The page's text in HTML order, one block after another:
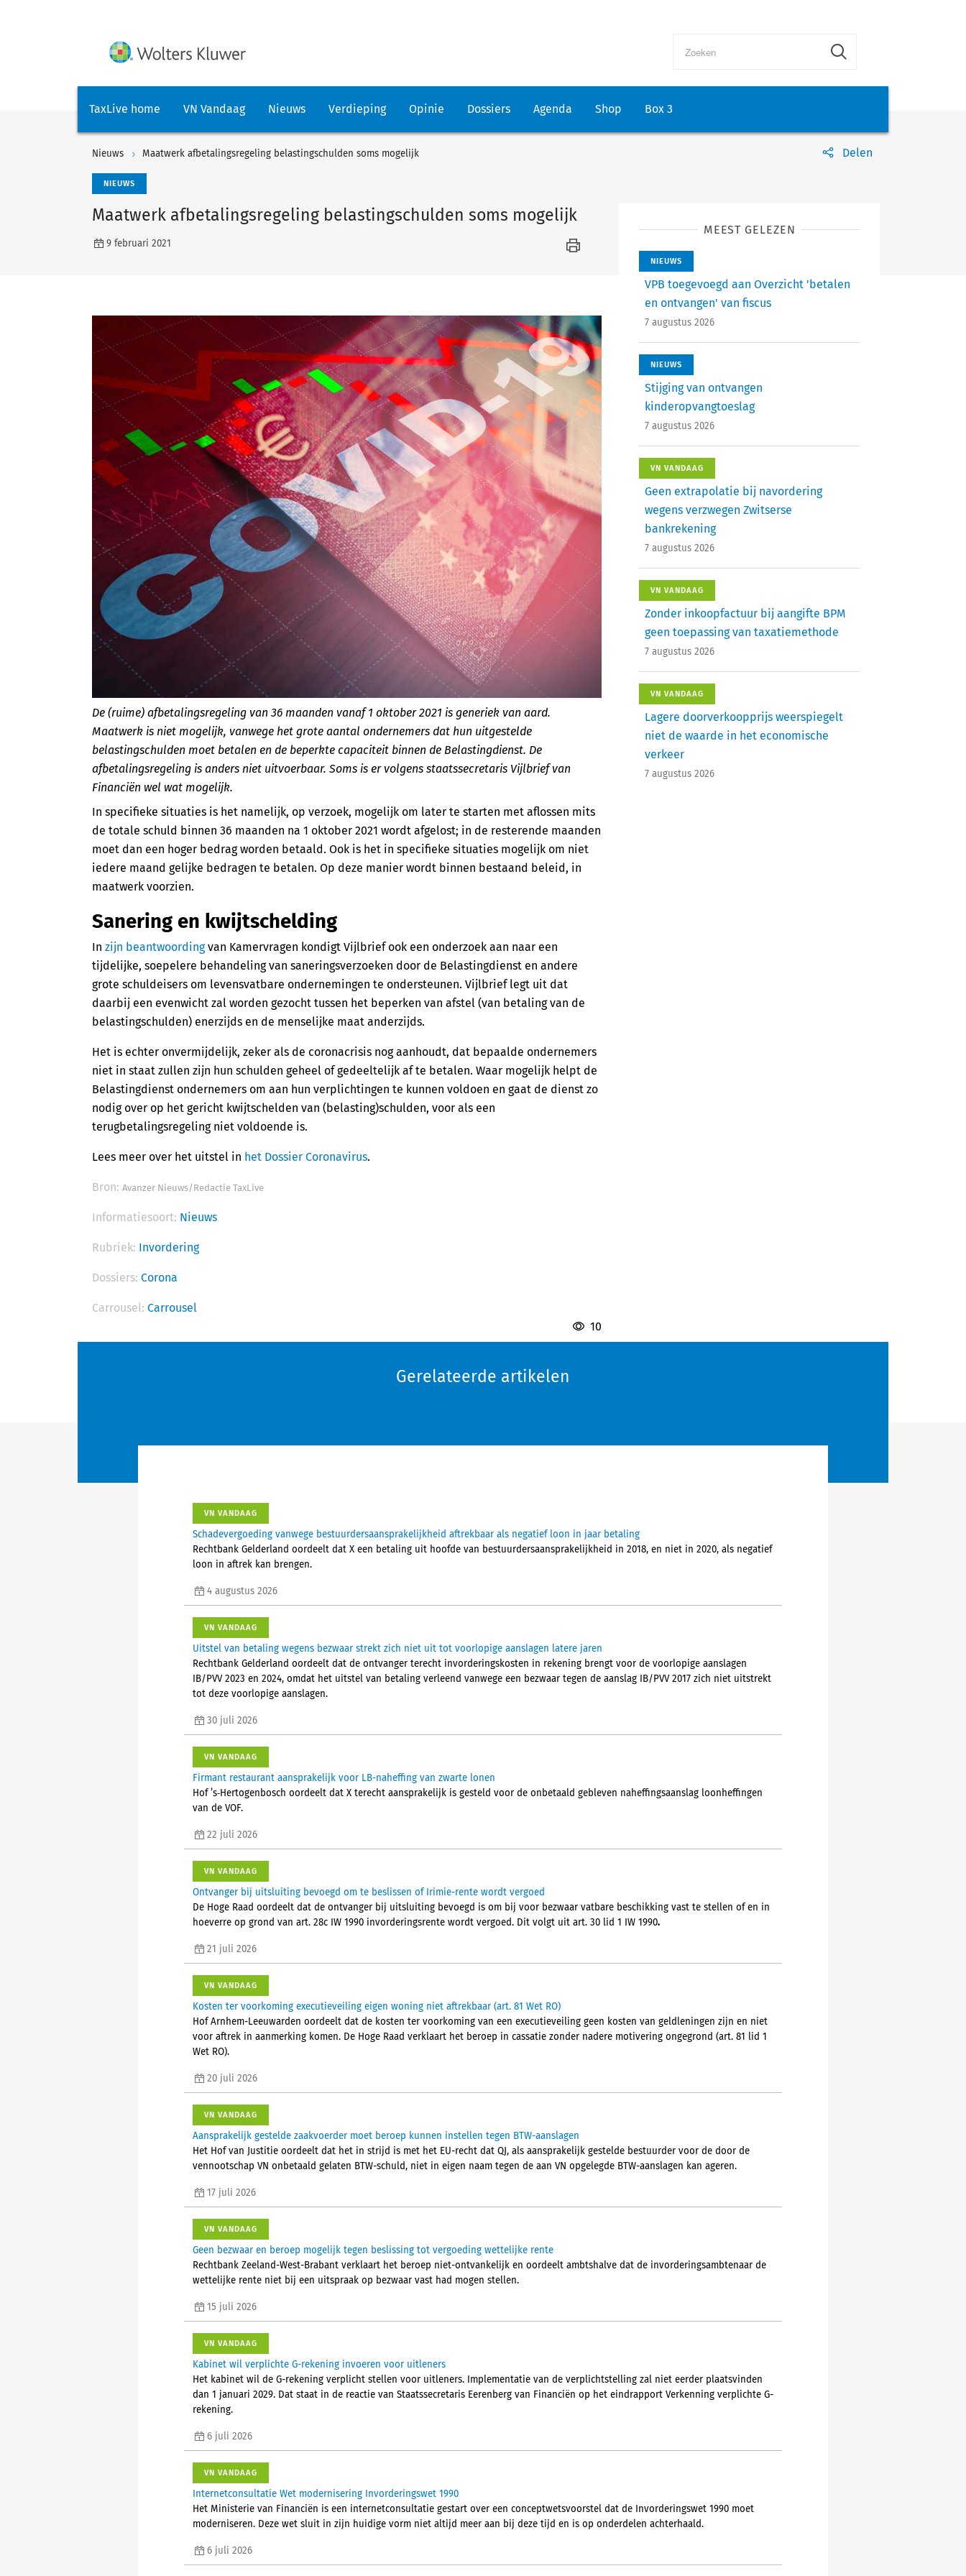
TaxLive home VN Vandaag Nieuws Verdieping Opinie Dossiers Agenda Shop Box 3
Nieuws Maatwerk afbetalingsregeling belastingschulden soms mogelijk Delen
NIEUWS
Maatwerk afbetalingsregeling belastingschulden soms mogelijk
9 februari 2021
De (ruime) afbetalingsregeling van 36 maanden vanaf 1 oktober 2021 is generiek van aard.
Maatwerk is niet mogelijk, vanwege het grote aantal ondernemers dat hun uitgestelde
belastingschulden moet betalen en de beperkte capaciteit binnen de Belastingdienst. De
afbetalingsregeling is anders niet uitvoerbaar. Soms is er volgens staatssecretaris Vijlbrief van
Financiën wel wat mogelijk.
In specifieke situaties is het namelijk, op verzoek, mogelijk om later te starten met aflossen mits
de totale schuld binnen 36 maanden na 1 oktober 2021 wordt afgelost; in de resterende maanden
moet dan een hoger bedrag worden betaald. Ook is het in specifieke situaties mogelijk om niet
iedere maand gelijke bedragen te betalen. Op deze manier wordt binnen bestaand beleid, in
maatwerk voorzien.
Sanering en kwijtschelding
In zijn beantwoordingvan Kamervragen kondigt Vijlbrief ook een onderzoek aan naar een
tijdelijke, soepelere behandeling van saneringsverzoeken door de Belastingdienst en andere
grote schuldeisers om levensvatbare ondernemingen te ondersteunen. Vijlbrief legt uit dat
daarbij een evenwicht zal worden gezocht tussen het beperken van afstel (van betaling van de
belastingschulden) enerzijds en de menselijke maat anderzijds.
Het is echter onvermijdelijk, zeker als de coronacrisis nog aanhoudt, dat bepaalde ondernemers
niet in staat zullen zijn hun schulden geheel of gedeeltelijk af te betalen. Waar mogelijk helpt de
Belastingdienst ondernemers om aan hun verplichtingen te kunnen voldoen en gaat de dienst zo
nodig over op het gericht kwijtschelden van (belasting)schulden, voor als een
terugbetalingsregeling niet voldoende is.
Lees meer over het uitstel in het Dossier Coronavirus.
Bron: Avanzer Nieuws/Redactie TaxLive
Informatiesoort: Nieuws
Rubriek: Invordering
Dossiers: Corona
Carrousel: Carrousel
10
MEEST GELEZEN
NIEUWS
VPB toegevoegd aan Overzicht 'betalen
en ontvangen' van fiscus
7 augustus 2026
NIEUWS
Stijging van ontvangen
kinderopvangtoeslag
7 augustus 2026
VN VANDAAG
Geen extrapolatie bij navordering
wegens verzwegen Zwitserse
bankrekening
7 augustus 2026
VN VANDAAG
Zonder inkoopfactuur bij aangifte BPM
geen toepassing van taxatiemethode
7 augustus 2026
VN VANDAAG
Lagere doorverkoopprijs weerspiegelt
niet de waarde in het economische
verkeer
7 augustus 2026
Gerelateerde artikelen
VN VANDAAG
Schadevergoeding vanwege bestuurdersaansprakelijkheid aftrekbaar als negatief loon in jaar betaling
Rechtbank Gelderland oordeelt dat X een betaling uit hoofde van bestuurdersaansprakelijkheid in 2018, en niet in 2020, als negatief
loon in aftrek kan brengen.
4 augustus 2026
VN VANDAAG
Uitstel van betaling wegens bezwaar strekt zich niet uit tot voorlopige aanslagen latere jaren
Rechtbank Gelderland oordeelt dat de ontvanger terecht invorderingskosten in rekening brengt voor de voorlopige aanslagen
IB/PVV 2023 en 2024, omdat het uitstel van betaling verleend vanwege een bezwaar tegen de aanslag IB/PVV 2017 zich niet uitstrekt
tot deze voorlopige aanslagen.
30 juli 2026
VN VANDAAG
Firmant restaurant aansprakelijk voor LB-naheffing van zwarte lonen
Hof ’s‑Hertogenbosch oordeelt dat X terecht aansprakelijk is gesteld voor de onbetaald gebleven naheffingsaanslag loonheffingen
van de VOF.
22 juli 2026
VN VANDAAG
Ontvanger bij uitsluiting bevoegd om te beslissen of Irimie-rente wordt vergoed
De Hoge Raad oordeelt dat de ontvanger bij uitsluiting bevoegd is om bij voor bezwaar vatbare beschikking vast te stellen of en in
hoeverre op grond van art. 28c IW 1990 invorderingsrente wordt vergoed. Dit volgt uit art. 30 lid 1 IW 1990.
21 juli 2026
VN VANDAAG
Kosten ter voorkoming executieveiling eigen woning niet aftrekbaar (art. 81 Wet RO)
Hof Arnhem-Leeuwarden oordeelt dat de kosten ter voorkoming van een executieveiling geen kosten van geldleningen zijn en niet
voor aftrek in aanmerking komen. De Hoge Raad verklaart het beroep in cassatie zonder nadere motivering ongegrond (art. 81 lid 1
Wet RO).
20 juli 2026
VN VANDAAG
Aansprakelijk gestelde zaakvoerder moet beroep kunnen instellen tegen BTW-aanslagen
Het Hof van Justitie oordeelt dat het in strijd is met het EU-recht dat QJ, als aansprakelijk gestelde bestuurder voor de door de
vennootschap VN onbetaald gelaten BTW-schuld, niet in eigen naam tegen de aan VN opgelegde BTW-aanslagen kan ageren.
17 juli 2026
VN VANDAAG
Geen bezwaar en beroep mogelijk tegen beslissing tot vergoeding wettelijke rente
Rechtbank Zeeland-West-Brabant verklaart het beroep niet-ontvankelijk en oordeelt ambtshalve dat de invorderingsambtenaar de
wettelijke rente niet bij een uitspraak op bezwaar vast had mogen stellen.
15 juli 2026
VN VANDAAG
Kabinet wil verplichte G-rekening invoeren voor uitleners
Het kabinet wil de G-rekening verplicht stellen voor uitleners. Implementatie van de verplichtstelling zal niet eerder plaatsvinden
dan 1 januari 2029. Dat staat in de reactie van Staatssecretaris Eerenberg van Financiën op het eindrapport Verkenning verplichte G-
rekening.
6 juli 2026
VN VANDAAG
Internetconsultatie Wet modernisering Invorderingswet 1990
Het Ministerie van Financiën is een internetconsultatie gestart over een conceptwetsvoorstel dat de Invorderingswet 1990 moet
moderniseren. Deze wet sluit in zijn huidige vorm niet altijd meer aan bij deze tijd en is op onderdelen achterhaald.
6 juli 2026